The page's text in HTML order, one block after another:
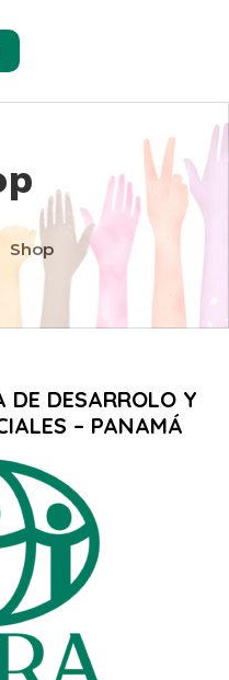
Shop
DE DESARROLO Y
– PANAMÁ